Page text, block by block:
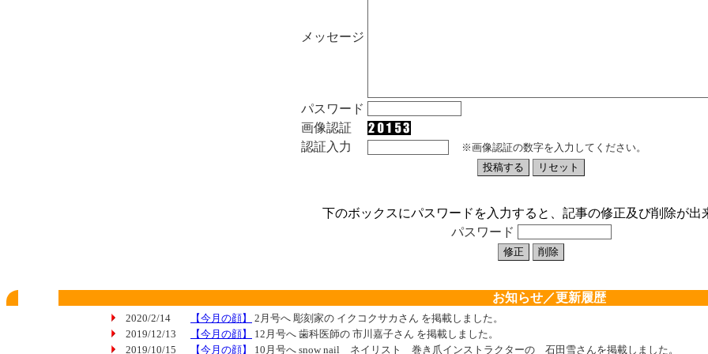
メッセージ
パスワード
画像認証
認証入力
※画像認証の数字を入力してください。
下のボックスにパスワードを入力すると、記事の修正及び削除が出
パスワード
お知らせ／更新履歴